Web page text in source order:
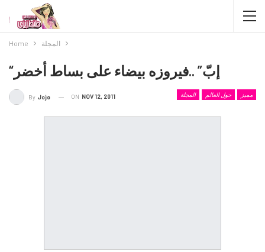
Home المجلة
“إبّ” ..فيروزه بيضاء على بساط أخضر
المجلة حول العالم مميز By Jojo ON NOV 12, 2011